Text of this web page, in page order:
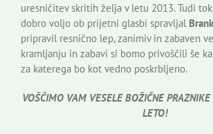
uresničitev skritih želja v letu 2013. Tudi
dobro voljo ob prijetni glasbi spravljal
pripravil resnično lep, zanimiv in zabaven
kramljanju in zabavi si bomo privoščili še
za katerega bo kot vedno poskrbljeno.
VOŠČIMO VAM VESELE BOŽIČNE PRAZNIKE
LETO!